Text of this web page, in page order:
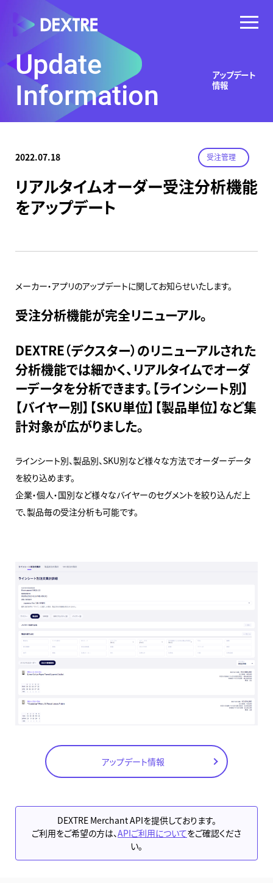
Update
Information
アップデート
情報
2022.07.18 受注管理
リアルタイムオーダー受注分析機能
をアップデート
メーカー・アプリのアップデートに関してお知らせいたします。
受注分析機能が完全リニューアル。
DEXTRE（デクスター）のリニューアルされた
分析機能では細かく、リアルタイムでオーダ
ーデータを分析できます。【ラインシート別】
【バイヤー別】【SKU単位】【製品単位】など集
計対象が広がりました。
ラインシート別、製品別、SKU別など様々な方法でオーダーデータ
を絞り込めます。
企業・個人・国別など様々なバイヤーのセグメントを絞り込んだ上
で、製品毎の受注分析も可能です。
アップデート情報
DEXTRE Merchant APIを提供しております。
ご利用をご希望の方は、APIご利用についてをご確認くださ
い。